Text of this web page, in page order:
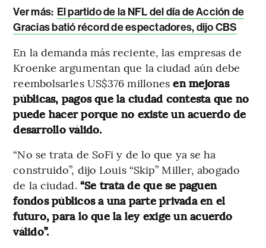
Ver más: El partido de la NFL del día de Acción de
Gracias batió récord de espectadores, dijo CBS
En la demanda más reciente, las empresas de
Kroenke argumentan que la ciudad aún debe
reembolsarles US$376 millonesen mejoras
públicas, pagos que la ciudad contesta que no
puede hacer porque no existe un acuerdo de
desarrollo válido.
“No se trata de SoFi y de lo que ya se ha
construido”, dijo Louis “Skip” Miller, abogado
de la ciudad.“Se trata de que se paguen
fondos públicos a una parte privada en el
futuro, para lo que la ley exige un acuerdo
válido”.